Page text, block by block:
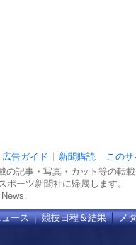
広告ガイド 新聞購読
この
の記事・写真・カット等の転
ポーツ新聞社に帰属します。
ース 競技日程＆結果 メ